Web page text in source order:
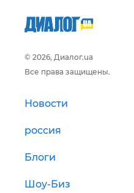
© 2026, Диалог.ua
Все права защищены.
Новости
россия
Блоги
Шоу-Биз